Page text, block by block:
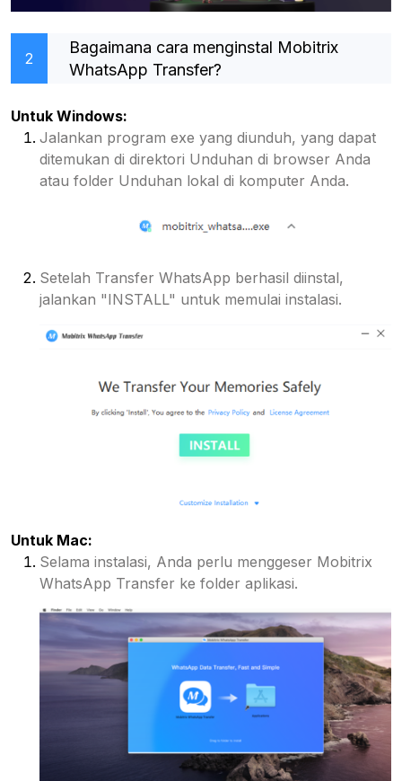
2
Bagaimana cara menginstal Mobitrix
WhatsApp Transfer?
Untuk Windows:
Jalankan program exe yang diunduh, yang dapat
ditemukan di direktori Unduhan di browser Anda
atau folder Unduhan lokal di komputer Anda.
Setelah Transfer WhatsApp berhasil diinstal,
jalankan "INSTALL" untuk memulai instalasi.
Untuk Mac:
Selama instalasi, Anda perlu menggeser Mobitrix
WhatsApp Transfer ke folder aplikasi.